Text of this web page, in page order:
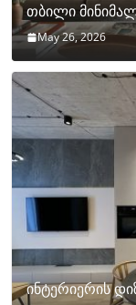
თბილი
May 26, 2026
ინტერიერის